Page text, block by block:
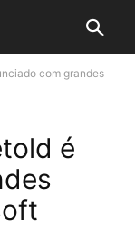
com grandes
é